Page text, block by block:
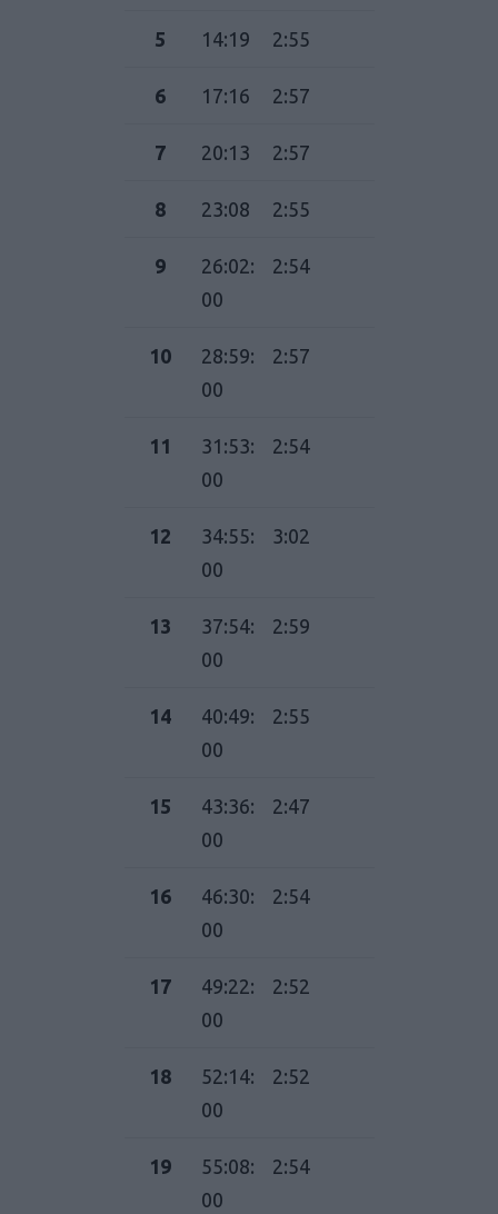
5 14:19 2:55
6 17:16 2:57
7 20:13 2:57
8 23:08 2:55
9
26:02:
00
2:54
10
28:59:
00
2:57
11
31:53:
00
2:54
12
34:55:
00
3:02
13
37:54:
00
2:59
14
40:49:
00
2:55
15
43:36:
00
2:47
16
46:30:
00
2:54
17
49:22:
00
2:52
18
52:14:
00
2:52
19
55:08:
00
2:54